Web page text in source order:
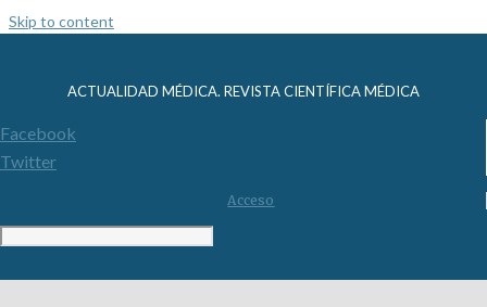
Skip to content
ACTUALIDAD MÉDICA. REVISTA CIENTÍFICA MÉDICA
Facebook
Twitter
Acceso